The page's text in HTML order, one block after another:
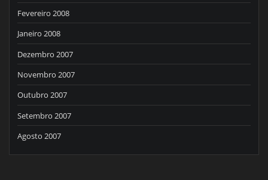
Fevereiro 2008
Janeiro 2008
Dezembro 2007
Novembro 2007
Outubro 2007
Setembro 2007
Agosto 2007